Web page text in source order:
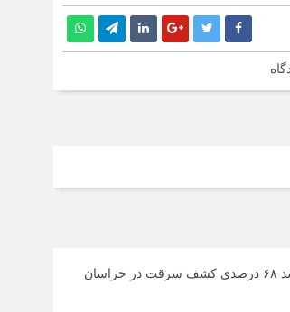
امنیت مردم خط قرمز پلیس است/ افزایش ۴۳ درصدی کشفیات مواد مخدر و رشد ۶۸ درصدی کشف سرقت در خراسان